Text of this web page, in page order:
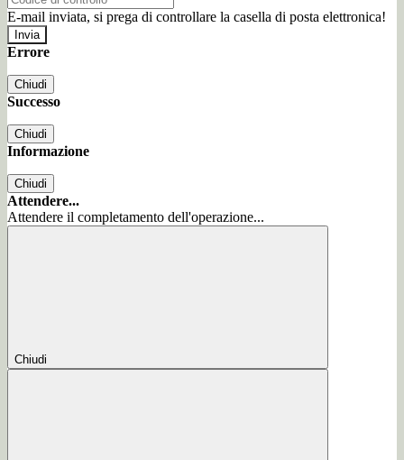
E-mail inviata, si prega di controllare la casella di posta elettronica!
Errore
Chiudi
Successo
Chiudi
Informazione
Chiudi
Attendere...
Attendere il completamento dell'operazione...
Chiudi